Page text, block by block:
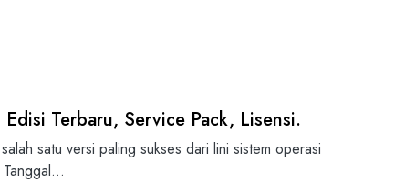
Terbaru, Service Pack, Lisensi.
satu versi paling sukses dari lini sistem operasi